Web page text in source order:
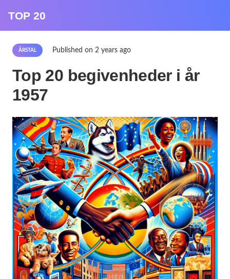
TOP 20
ÅRSTAL Published on2 years ago
Top 20 begivenheder i år
1957